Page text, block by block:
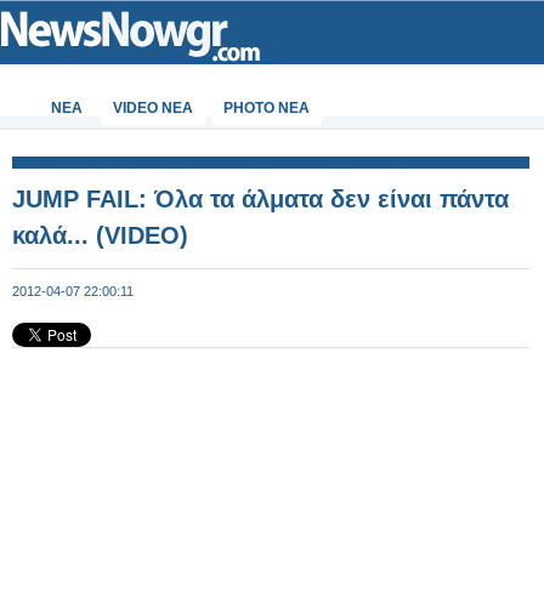
ΝΕΑ VIDEO NEA PHOTO NEA
JUMP FAIL: Όλα τα άλματα δεν είναι πάντα
καλά... (VIDEO)
2012-04-07 22:00:11